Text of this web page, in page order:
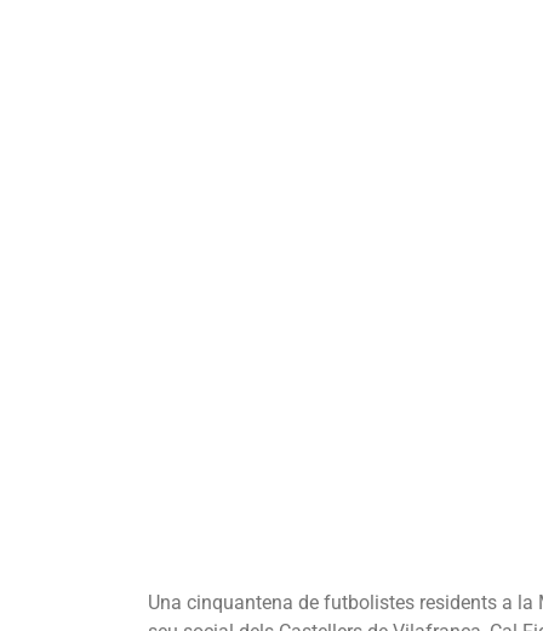
Una cinquantena de futbolistes residents a